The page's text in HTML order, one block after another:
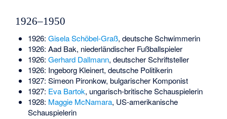
1926–1950
1926: Gisela Schöbel-Graß, deutsche Schwimmerin
1926: Aad Bak, niederländischer Fußballspieler
1926: Gerhard Dallmann, deutscher Schriftsteller
1926: Ingeborg Kleinert, deutsche Politikerin
1927: Simeon Pironkow, bulgarischer Komponist
1927: Eva Bartok, ungarisch-britische Schauspielerin
1928: Maggie McNamara, US-amerikanische
Schauspielerin